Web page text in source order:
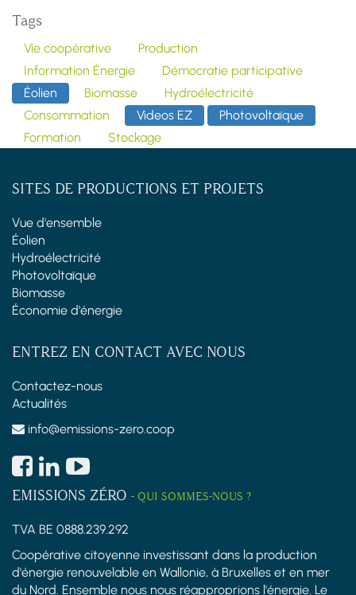
Tags
Vie coopérative
Production
Information Énergie
Démocratie participative
Éolien
Biomasse
Hydroélectricité
Consommation
Videos EZ
Photovoltaïque
Formation
Stockage
SITES DE PRODUCTIONS ET PROJETS
Vue d'ensemble
Éolien
Hydroélectricité
Photovoltaïque
Biomasse
Économie d'énergie
ENTREZ EN CONTACT AVEC NOUS
Contactez-nous
Actualités
info@emissions-zero.coop
EMISSIONS ZÉRO - QUI SOMMES-NOUS ?
TVA BE 0888.239.292
Coopérative citoyenne investissant dans la production
d'énergie renouvelable en Wallonie, à Bruxelles et en mer
du Nord. Ensemble nous nous réapproprions l'énergie. Le